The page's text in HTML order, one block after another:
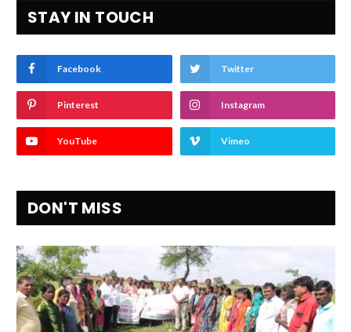
STAY IN TOUCH
Facebook Twitter
Pinterest Instagram
YouTube Vimeo
DON'T MISS